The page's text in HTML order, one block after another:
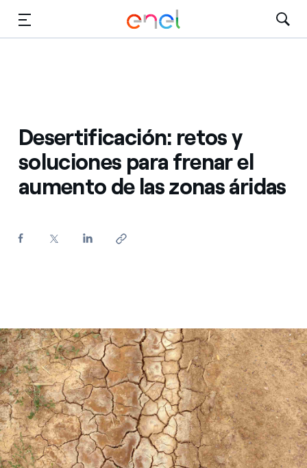
Desertificación: retos y
soluciones para frenar el
aumento de las zonas áridas